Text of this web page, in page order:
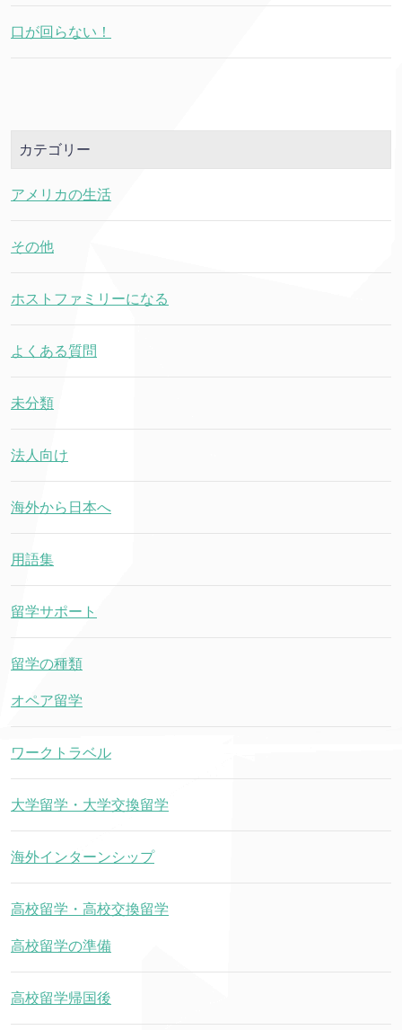
口が回らない！
カテゴリー
アメリカの生活
その他
ホストファミリーになる
よくある質問
未分類
法人向け
海外から日本へ
用語集
留学サポート
留学の種類
オペア留学
ワークトラベル
大学留学・大学交換留学
海外インターンシップ
高校留学・高校交換留学
高校留学の準備
高校留学帰国後